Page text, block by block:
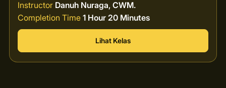
Instructor Danuh Nuraga, CWM.
Completion Time 1 Hour 20 Minutes
Lihat Kelas